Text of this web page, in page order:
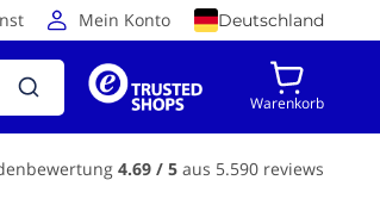
Mein Konto Deutschland
Warenkorb
4.69 / 5aus 5.590 reviews